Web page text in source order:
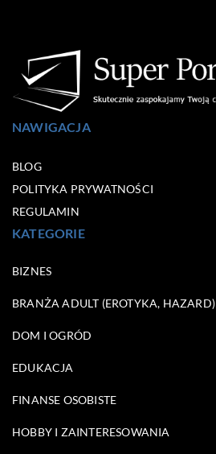
NAWIGACJA
BLOG
POLITYKA PRYWATNOŚCI
REGULAMIN
KATEGORIE
BIZNES
BRANŻA ADULT (EROTYKA, HAZARD)
DOM I OGRÓD
EDUKACJA
FINANSE OSOBISTE
HOBBY I ZAINTERESOWANIA